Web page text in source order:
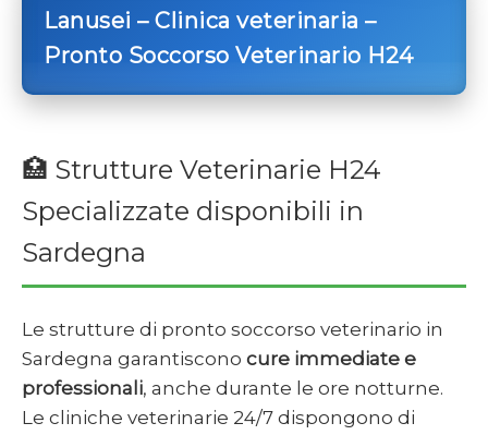
Lanusei – Clinica veterinaria –
Pronto Soccorso Veterinario H24
🏥 Strutture Veterinarie H24
Specializzate disponibili in
Sardegna
Le strutture di pronto soccorso veterinario in
Sardegna garantiscono cure immediate e
professionali, anche durante le ore notturne.
Le cliniche veterinarie 24/7 dispongono di